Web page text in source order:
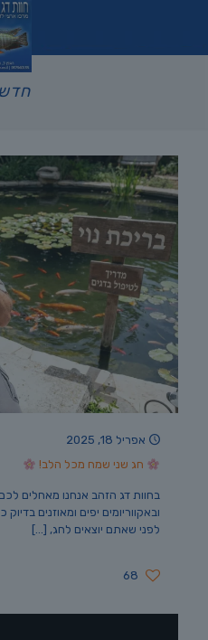
אפריל 18, 2025
חג שני שמח מכל הלב!
בחוות דג הזהב אנחנו מאחלים
ובאקווריומים יפים ומאוזנים
לפני שאתם יוצאים לחג, […]
68